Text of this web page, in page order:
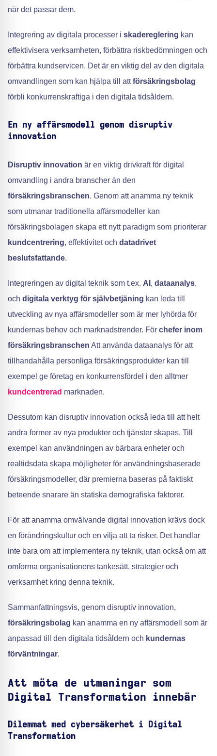
när det passar dem.
Integrering av digitala processer i skadereglering kan
effektivisera verksamheten, förbättra riskbedömningen och
förbättra kundservicen. Det är en viktig del av den digitala
omvandlingen som kan hjälpa till attförsäkringsbolag
förbli konkurrenskraftiga i den digitala tidsåldern.
En ny affärsmodell genom disruptiv
innovation
Disruptiv innovation är en viktig drivkraft för digital
omvandling i andra branscher än den
försäkringsbranschen. Genom att anamma ny teknik
som utmanar traditionella affärsmodeller kan
försäkringsbolagen skapa ett nytt paradigm som prioriterar
kundcentrering, effektivitet och datadrivet
beslutsfattande.
Integreringen av digital teknik som t.ex. AI , dataanalys,
och digitala verktyg för självbetjäning kan leda till
utveckling av nya affärsmodeller som är mer lyhörda för
kundernas behov och marknadstrender. För chefer inom
försäkringsbranschen Att använda dataanalys för att
tillhandahålla personliga försäkringsprodukter kan till
exempel ge företag en konkurrensfördel i den alltmer
kundcentrerad marknaden.
Dessutom kan disruptiv innovation också leda till att helt
andra former av nya produkter och tjänster skapas. Till
exempel kan användningen av bärbara enheter och
realtidsdata skapa möjligheter för användningsbaserade
försäkringsmodeller, där premierna baseras på faktiskt
beteende snarare än statiska demografiska faktorer.
För att anamma omvälvande digital innovation krävs dock
en förändringskultur och en vilja att ta risker. Det handlar
inte bara om att implementera ny teknik, utan också om att
omforma organisationens tankesätt, strategier och
verksamhet kring denna teknik.
Sammanfattningsvis, genom disruptiv innovation,
försäkringsbolag kan anamma en ny affärsmodell som är
anpassad till den digitala tidsåldern och kundernas
förväntningar.
Att möta de utmaningar som
Digital Transformation innebär
Dilemmat med cybersäkerhet i Digital
Transformation